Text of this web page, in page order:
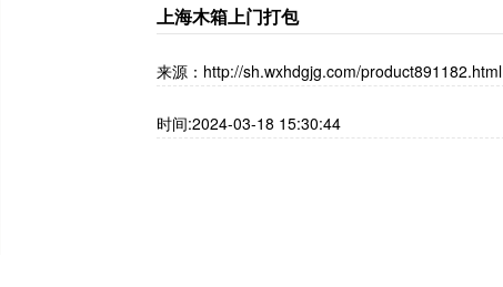
上海木箱上门打包
来源：http://sh.wxhdgjg.com/product891182.html
时间:2024-03-18 15:30:44